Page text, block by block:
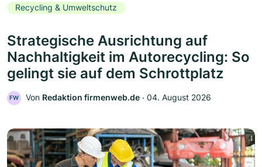
Recycling & Umweltschutz
Strategische Ausrichtung auf
Nachhaltigkeit im Autorecycling: So
gelingt sie auf dem Schrottplatz
FW Von Redaktion firmenweb.de ‧ 04. August 2026